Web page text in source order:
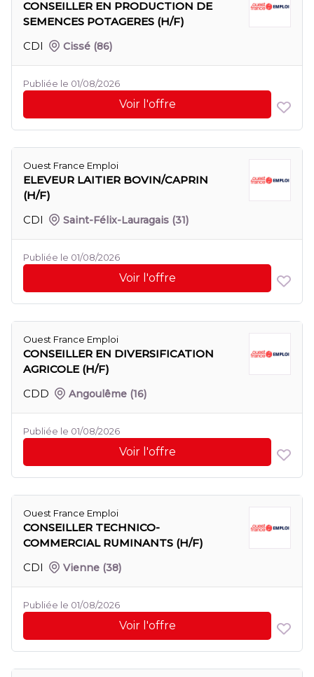
CONSEILLER EN PRODUCTION DE
SEMENCES POTAGERES (H/F)
CDI
Cissé (86)
Publiée le 01/08/2026
Voir l'offre
Ouest France Emploi
ELEVEUR LAITIER BOVIN/CAPRIN
(H/F)
CDI
Saint-Félix-Lauragais (31)
Publiée le 01/08/2026
Voir l'offre
Ouest France Emploi
CONSEILLER EN DIVERSIFICATION
AGRICOLE (H/F)
CDD
Angoulême (16)
Publiée le 01/08/2026
Voir l'offre
Ouest France Emploi
CONSEILLER TECHNICO-
COMMERCIAL RUMINANTS (H/F)
CDI
Vienne (38)
Publiée le 01/08/2026
Voir l'offre